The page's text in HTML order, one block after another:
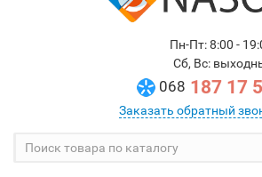
Пн-Пт: 8:00 -
Сб, Вс:
068 187 17
Заказать обратный